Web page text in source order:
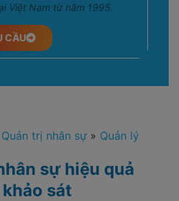
Việt Nam từ năm 1995.
CẦU
Quản trị nhân sự » Quản lý
sự hiệu quả
sát